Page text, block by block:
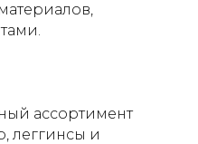
ассортимент
леггинсы и